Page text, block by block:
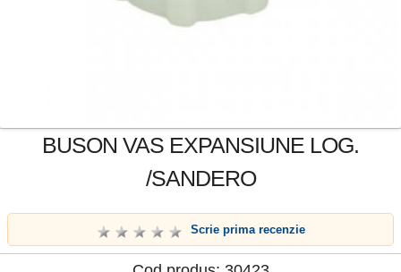
BUSON VAS EXPANSIUNE LOG.
/SANDERO
Scrie prima recenzie